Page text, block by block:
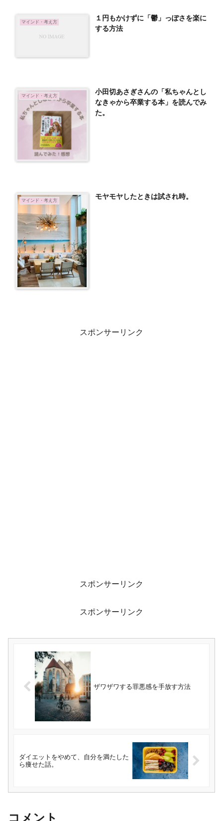
マインド・考え方
１円もかけずに「鬱」っぽさを楽に
する方法
マインド・考え方
小田切あさぎさんの「私ちゃんとし
なきゃから卒業する本」を読んでみ
た。
マインド・考え方 モヤモヤしたときは試され時。
スポンサーリンク
スポンサーリンク
スポンサーリンク
ザワザワする罪悪感を手放す方法
ダイエットをやめて、自分を満たした
ら痩せた話。
コメント